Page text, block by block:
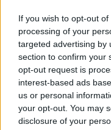
If you wish to opt-out
processing of your
targeted advertising by
section to confirm your
opt-out request is
interest-based ads
us or personal
your opt-out. You may
disclosure of your
години беа
одбрани.
Хјонг-Мин Сон
се гледа во
глобална ѕвезда
Јужна Кореја
неговата
лојалност го